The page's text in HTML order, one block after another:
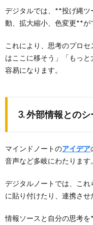
デジタルでは、**投げ縄
動、拡大縮小、色変更**が
これにより、思考のプロ
はここに移そう」「もっ
容易になります。
3. 外部情報との
マインドノートのアイデア
音声など多岐にわたります。
デジタルノートでは、こ
に貼り付けたり、連携させ
情報ソースと自分の思考